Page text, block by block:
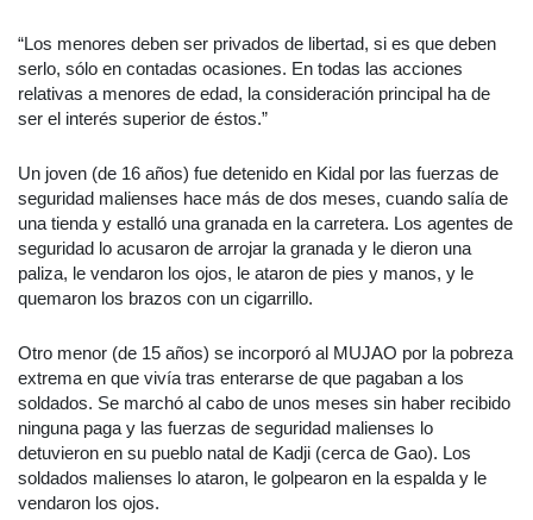
“Los menores deben ser privados de libertad, si es que deben
serlo, sólo en contadas ocasiones. En todas las acciones
relativas a menores de edad, la consideración principal ha de
ser el interés superior de éstos.”
Un joven (de 16 años) fue detenido en Kidal por las fuerzas de
seguridad malienses hace más de dos meses, cuando salía de
una tienda y estalló una granada en la carretera. Los agentes de
seguridad lo acusaron de arrojar la granada y le dieron una
paliza, le vendaron los ojos, le ataron de pies y manos, y le
quemaron los brazos con un cigarrillo.
Otro menor (de 15 años) se incorporó al MUJAO por la pobreza
extrema en que vivía tras enterarse de que pagaban a los
soldados. Se marchó al cabo de unos meses sin haber recibido
ninguna paga y las fuerzas de seguridad malienses lo
detuvieron en su pueblo natal de Kadji (cerca de Gao). Los
soldados malienses lo ataron, le golpearon en la espalda y le
vendaron los ojos.